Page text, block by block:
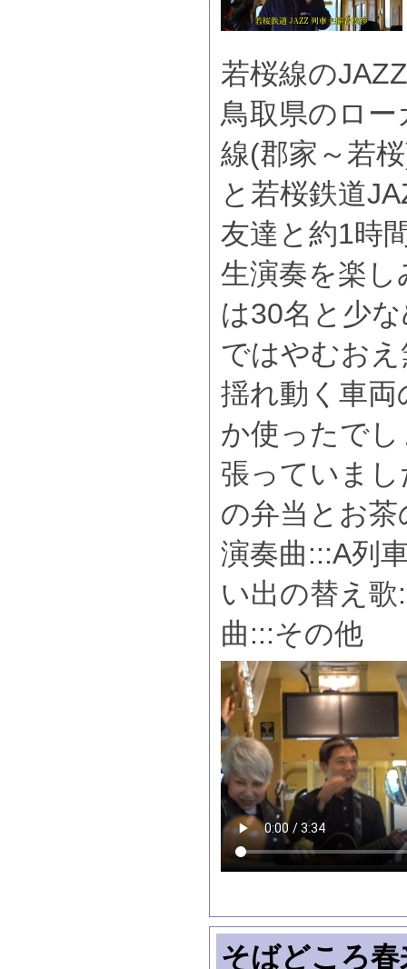
若桜線の
鳥取県のロ
線(郡家～若
と若桜鉄道
友達と約1時
生演奏を楽
は30名と少
ではやむお
揺れ動く車
か使ったで
張っていま
の弁当とお
演奏曲:::A列
い出の替え
曲:::その他
そばどころ